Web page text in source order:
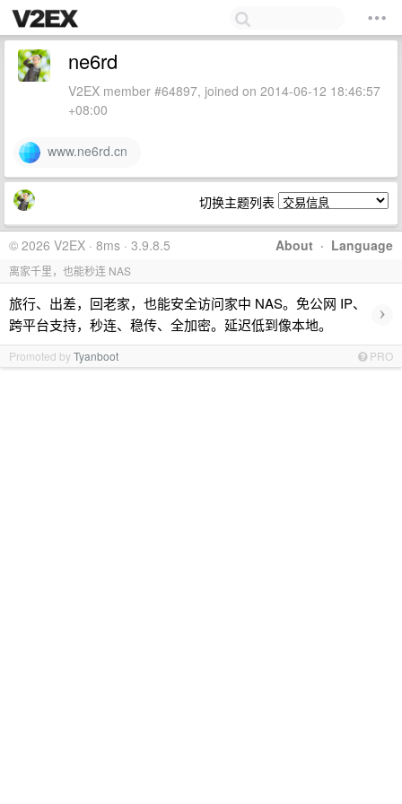
ne6rd
V2EX member #64897, joined on 2014-06-12 18:46:57
+08:00
www.ne6rd.cn
切换主题列表
About · Language
© 2026 V2EX · 8ms · 3.9.8.5
离家千里，也能秒连 NAS
旅行、出差，回老家，也能安全访问家中 NAS。免公网 IP、
跨平台支持，秒连、稳传、全加密。延迟低到像本地。
›
Promoted byTyanboot PRO